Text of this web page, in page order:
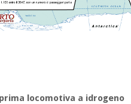
locomotiva a idrogeno